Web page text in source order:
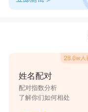
姓名配对
配对指数分析
了解你们如何相处